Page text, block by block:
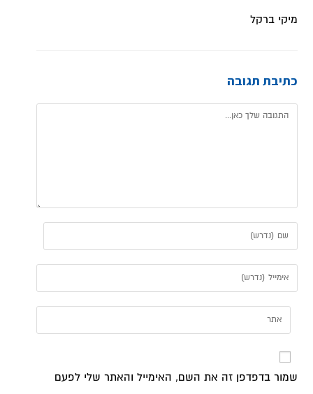
מיקי ברקל
כתיבת תגובה
שמור בדפדפן זה את השם, האימייל והאתר שלי לפעם